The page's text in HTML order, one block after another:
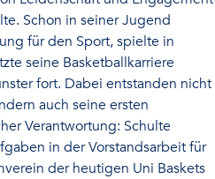
Schon in seiner Jugend
für den Sport, spielte in
seine Basketballkarriere
fort. Dabei entstanden nicht
auch seine ersten
Verantwortung: Schulte
in der Vorstandsarbeit für
der heutigen Uni Baskets